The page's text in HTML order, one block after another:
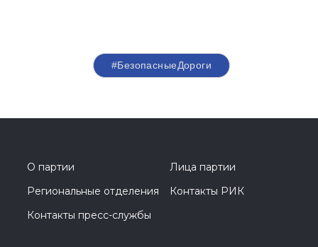
#БезопасныеДороги
О партии
Лица партии
Региональные отделения
Контакты РИК
Контакты пресс-службы